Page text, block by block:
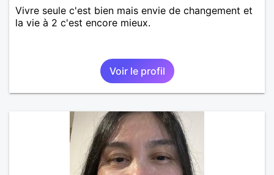
Vivre seule c'est bien mais envie de changement et
la vie à 2 c'est encore mieux.
Voir le profil